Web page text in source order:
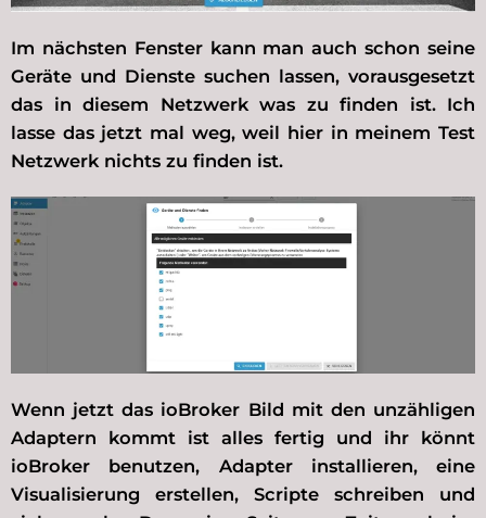
Im nächsten Fenster kann man auch schon seine
Geräte und Dienste suchen lassen, vorausgesetzt
das in diesem Netzwerk was zu finden ist. Ich
lasse das jetzt mal weg, weil hier in meinem Test
Netzwerk nichts zu finden ist.
Wenn jetzt das ioBroker Bild mit den unzähligen
Adaptern kommt ist alles fertig und ihr könnt
ioBroker benutzen, Adapter installieren, eine
Visualisierung erstellen, Scripte schreiben und